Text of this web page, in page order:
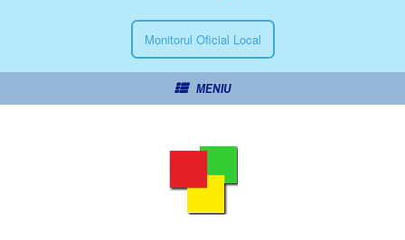
Monitorul Oficial Local
MENIU